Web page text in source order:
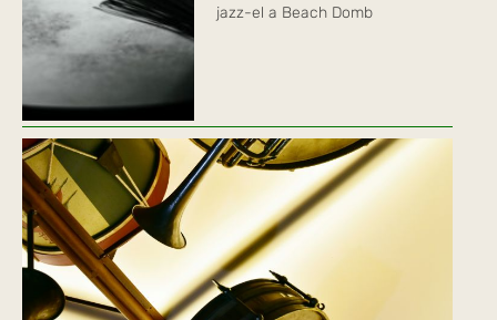
jazz-el a Beach Domb